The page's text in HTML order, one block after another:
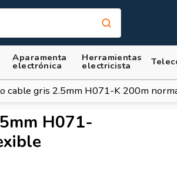
Aparamenta
electrónica
Herramientas
electricista
cable gris 2.5mm H071-K 200m
H071-